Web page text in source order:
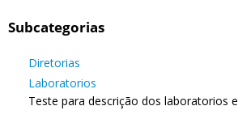
Subcategorias
Diretorias
Laboratorios
Teste para descrição dos laboratorios